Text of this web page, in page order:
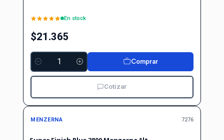
En stock
$21.365
Cantidad
Comprar
Cotizar
MENZERNA 7276